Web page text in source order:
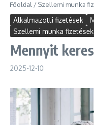
Főoldal / Szellemi munka
Alkalmazotti fizetések
Szellemi munka fizetések
Mennyit
2025-12-10